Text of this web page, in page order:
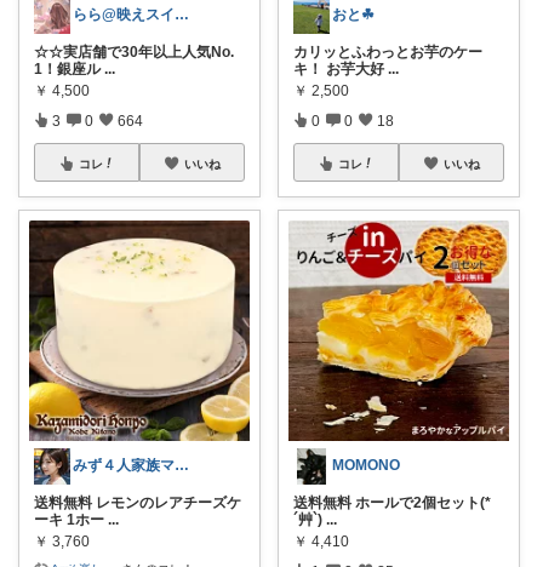
らら@映えスイーツとQOLアップ
☆☆実店舗で30年以上人気No.
1！銀座ル ...
￥ 4,500
3 0 664
コレ いいね
みず４人家族ママ★３０代子育て奮闘中🙆
送料無料 レモンのレアチーズケ
ーキ 1ホー ...
￥ 3,760
おと☘︎
カリッとふわっとお芋のケー
キ！ お芋大好 ...
￥ 2,500
0 0 18
コレ いいね
MOMONO
送料無料 ホールで2個セット(*
´艸`) ...
￥ 4,410